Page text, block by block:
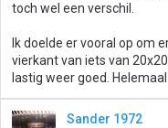
toch wel een verschil.
Ik doelde er vooral op om
vierkant van iets van
lastig weer goed.
Sander 1972